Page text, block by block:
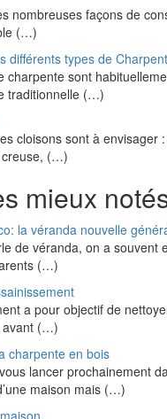
nombreuses façons de
(…)
différents types de
charpente sont
traditionnelle (…)
cloisons sont à envisager
creuse, (…)
mieux
la véranda nouvelle
de véranda, on a souvent
(…)
a pour objectif de
avant (…)
charpente en bois
lancer prochainement
maison mais (…)